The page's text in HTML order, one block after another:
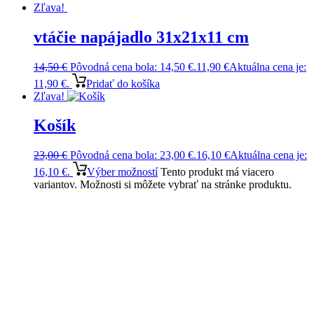
Zľava!
vtáčie napájadlo 31x21x11 cm
14,50€ Pôvodná cena bola: 14,50 €.11,90 €Aktuálna cena je:
11,90 €.
Pridať do košíka
Zľava!
Košík
23,00€ Pôvodná cena bola: 23,00 €.16,10 €Aktuálna cena je:
16,10 €.
Výber možností Tento produkt má viacero
variantov. Možnosti si môžete vybrať na stránke produktu.